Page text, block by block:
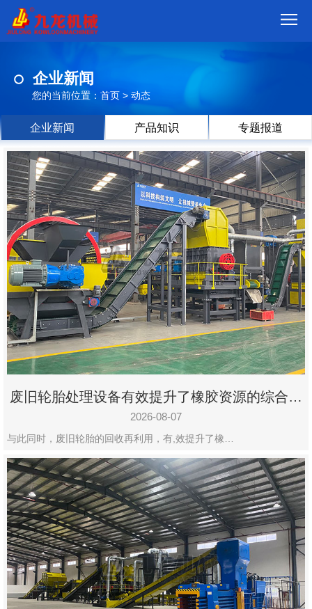
品
视
频
现
场
方
案
动
态
联
系
郑
州
市
九
设
有
限
公
司
豫
ICP
备
19020390
企业新闻
您的当前位置： 首页 > 动态
企业新闻 产品知识 专题报道
废旧轮胎处理设备有效提升了橡胶资源的综合利
用率
2026-08-07
与此同时，废旧轮胎的回收再利用，有,效提升了橡…